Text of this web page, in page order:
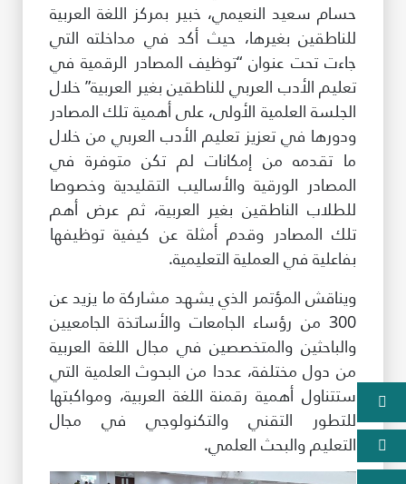
حسام سعيد النعيمي، خبير بمركز اللغة العربية
للناطقين بغيرها، حيث أكد في مداخلته التي
جاءت تحت عنوان “توظيف المصادر الرقمية في
تعليم الأدب العربي للناطقين بغير العربية” خلال
الجلسة العلمية الأولى، على أهمية تلك المصادر
ودورها في تعزيز تعليم الأدب العربي من خلال
ما تقدمه من إمكانات لم تكن متوفرة في
المصادر الورقية والأساليب التقليدية وخصوصا
للطلاب الناطقين بغير العربية، ثم عرض أهم
تلك المصادر وقدم أمثلة عن كيفية توظيفها
بفاعلية في العملية التعليمية.
ويناقش المؤتمر الذي يشهد مشاركة ما يزيد عن
300 من رؤساء الجامعات والأساتذة الجامعيين
والباحثين والمتخصصين في مجال اللغة العربية
من دول مختلفة، عددا من البحوث العلمية التي
ستتناول أهمية رقمنة اللغة العربية، ومواكبتها
للتطور التقني والتكنولوجي في مجال
التعليم والبحث العلمي.